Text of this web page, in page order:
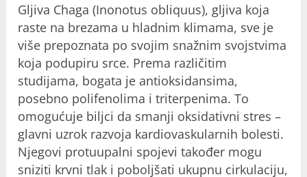
Gljiva Chaga (Inonotus obliquus), gljiva koja
raste na brezama u hladnim klimama, sve je
više prepoznata po svojim snažnim svojstvima
koja podupiru srce. Prema različitim
studijama, bogata je antioksidansima,
posebno polifenolima i triterpenima. To
omogućuje biljci da smanji oksidativni stres –
glavni uzrok razvoja kardiovaskularnih bolesti.
Njegovi protuupalni spojevi također mogu
sniziti krvni tlak i poboljšati ukupnu cirkulaciju,